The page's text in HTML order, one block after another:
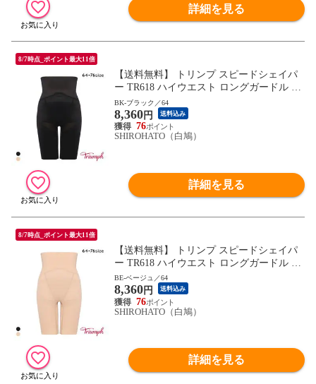
詳細を見る
8/7時点_ポイント最大11倍
【送料無料】 トリンプ スピードシェイパ
ー TR618 ハイウエスト ロングガードル 64-
76 Triumph
BK-ブラック／64
8,360円 送料込み
76
SHIROHATO（白鳩）
詳細を見る
8/7時点_ポイント最大11倍
【送料無料】 トリンプ スピードシェイパ
ー TR618 ハイウエスト ロングガードル 64-
76 Triumph
BE-ベージュ／64
8,360円 送料込み
76
SHIROHATO（白鳩）
詳細を見る